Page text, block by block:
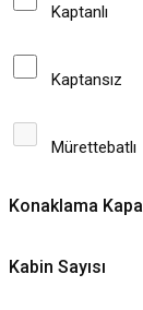
Kaptanlı
Kaptansız
Mürettebatlı
Konaklama
Kabin Sayısı